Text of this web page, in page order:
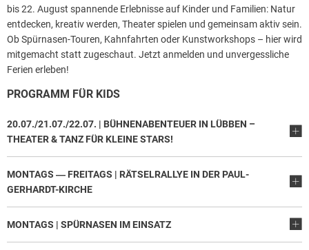
bis 22. August spannende Erlebnisse auf Kinder und Familien: Natur
entdecken, kreativ werden, Theater spielen und gemeinsam aktiv sein.
Ob Spürnasen-Touren, Kahnfahrten oder Kunstworkshops – hier wird
mitgemacht statt zugeschaut. Jetzt anmelden und unvergessliche
Ferien erleben!
PROGRAMM FÜR KIDS
20.07./21.07./22.07. | BÜHNENABENTEUER IN LÜBBEN –
THEATER & TANZ FÜR KLEINE STARS!
MONTAGS ― FREITAGS | RÄTSELRALLYE IN DER PAUL-
GERHARDT-KIRCHE
MONTAGS | SPÜRNASEN IM EINSATZ